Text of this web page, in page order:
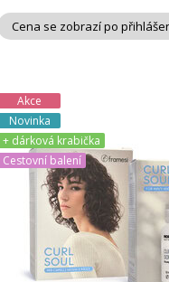
Cena se zobrazí po
Akce
Novinka
+ dárková krabička
Cestovní balení